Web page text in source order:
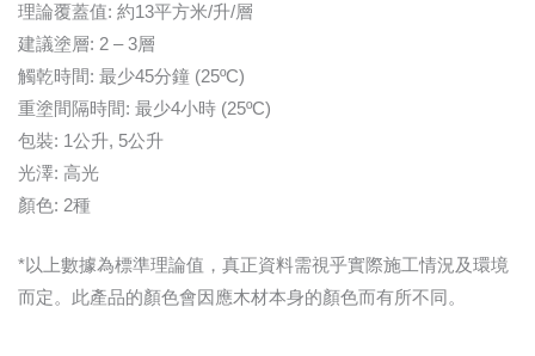
理論覆蓋值: 約13平方米/升/層
建議塗層: 2 – 3層
觸乾時間: 最少45分鐘 (25ºC)
重塗間隔時間: 最少4小時 (25ºC)
包裝: 1公升, 5公升
光澤: 高光
顏色: 2種
*以上數據為標準理論值，真正資料需視乎實際施工情況及環境
而定。此產品的顏色會因應木材本身的顏色而有所不同。